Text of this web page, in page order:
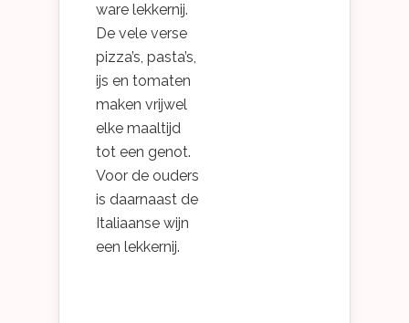
ware lekkernij.
De vele verse
pizza’s, pasta’s,
ijs en tomaten
maken vrijwel
elke maaltijd
tot een genot.
Voor de ouders
is daarnaast de
Italiaanse wijn
een lekkernij.